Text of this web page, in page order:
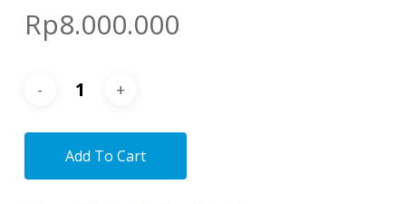
Rp8.000.000
Add To Cart